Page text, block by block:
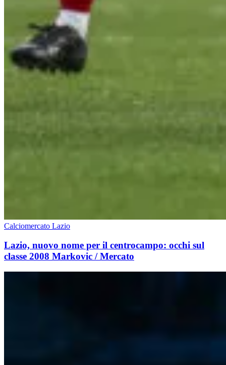
Calciomercato Lazio
Lazio, nuovo nome per il centrocampo: occhi sul
classe 2008 Markovic / Mercato